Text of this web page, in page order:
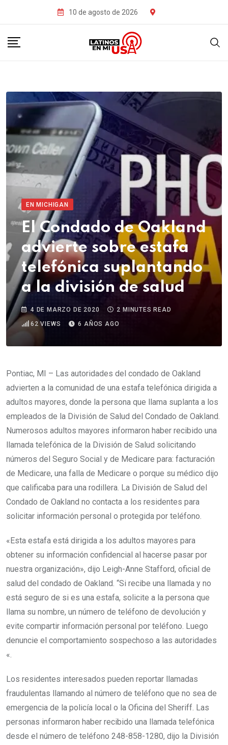
10 de agosto de 2026
EN MICHIGAN
El Condado de Oakland
advierte sobre estafa
telefónica suplantando
a la división de salud
4 DE MARZO DE 2020
2 MINUTES READ
62 VIEWS 6 AÑOS AGO
Pontiac, MI – Las autoridades del condado de Oakland
advierten a la comunidad de una estafa telefónica dirigida a
adultos mayores, donde la persona que llama suplanta a los
empleados de la División de Salud del Condado de Oakland.
Numerosos adultos mayores informaron haber recibido una
llamada telefónica de la División de Salud solicitando
números del Seguro Social y de Medicare para: facturación
de Medicare, una falla de Medicare o porque su médico dijo
que calificaba para una rodillera. La División de Salud del
Condado de Oakland no contacta a los residentes para
solicitar información personal o protegida por teléfono.
«Esta estafa está dirigida a los adultos mayores para
obtener su información confidencial al hacerse pasar por
nuestra organización», dijo Leigh-Anne Stafford, oficial de
salud del condado de Oakland. “Si recibe una llamada y no
está seguro de si es una estafa, solicite a la persona que
llama su nombre, un número de teléfono de devolución y
evite compartir información personal por teléfono. Luego
denuncie el comportamiento sospechoso a las autoridades
«.
Los residentes interesados ​​pueden reportar llamadas
fraudulentas llamando al número de teléfono que no sea de
emergencia de la policía local o la Oficina del Sheriff. Las
personas informaron haber recibido una llamada telefónica
desde el número de teléfono 248-858-1280, dijo la División